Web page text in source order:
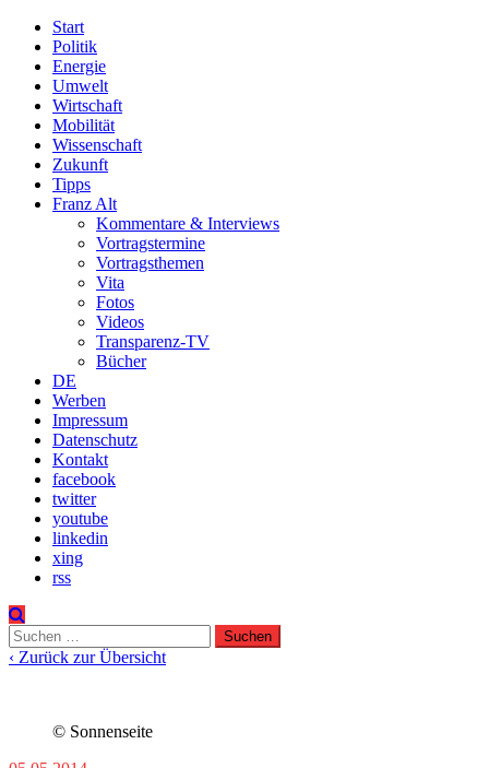
Start
Politik
Energie
Umwelt
Wirtschaft
Mobilität
Wissenschaft
Zukunft
Tipps
Franz Alt
Kommentare & Interviews
Vortragstermine
Vortragsthemen
Vita
Fotos
Videos
Transparenz-TV
Bücher
DE
Werben
Impressum
Datenschutz
Kontakt
facebook
twitter
youtube
linkedin
xing
rss
Suchen
nach:
‹ Zurück zur Übersicht
© Sonnenseite